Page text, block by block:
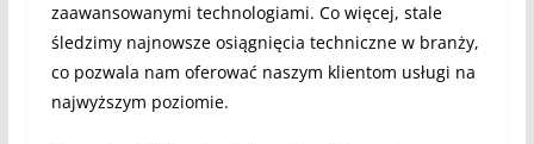
zaawansowanymi technologiami. Co więcej, stale
śledzimy najnowsze osiągnięcia techniczne w branży,
co pozwala nam oferować naszym klientom usługi na
najwyższym poziomie.